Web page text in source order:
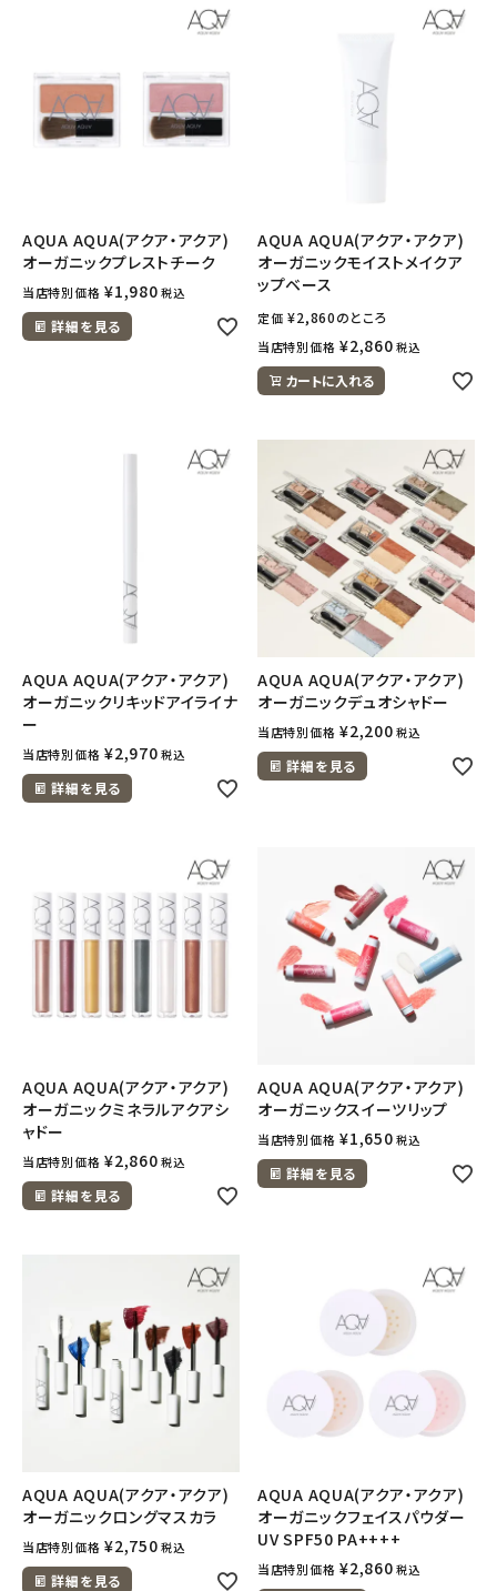
AQUA AQUA(アクア・アクア)
オーガニックプレストチーク
当店特別価格 ¥1,980 税込
詳細を見る
AQUA AQUA(アクア・アクア)
オーガニックモイストメイクア
ップベース
定価 ¥2,860のところ
当店特別価格 ¥2,860 税込
カートに入れる
AQUA AQUA(アクア・アクア)
オーガニックリキッドアイライナ
ー
当店特別価格 ¥2,970 税込
詳細を見る
AQUA AQUA(アクア・アクア)
オーガニックデュオシャドー
当店特別価格 ¥2,200 税込
詳細を見る
AQUA AQUA(アクア・アクア)
オーガニックミネラルアクアシ
ャドー
当店特別価格 ¥2,860 税込
詳細を見る
AQUA AQUA(アクア・アクア)
オーガニックスイーツリップ
当店特別価格 ¥1,650 税込
詳細を見る
AQUA AQUA(アクア・アクア)
オーガニックロングマスカラ
当店特別価格 ¥2,750 税込
詳細を見る
AQUA AQUA(アクア・アクア)
オーガニックフェイスパウダー
UV SPF50 PA++++
当店特別価格 ¥2,860 税込